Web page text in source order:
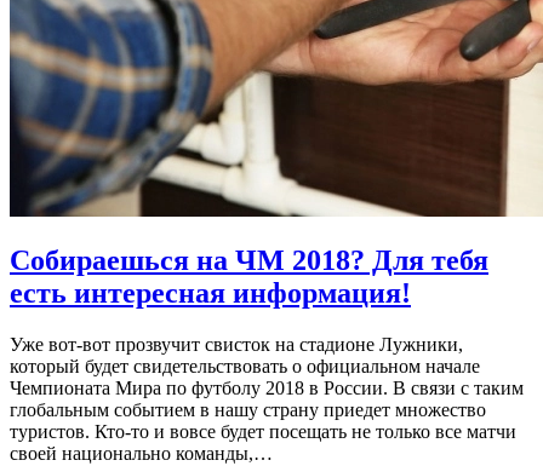
Собираешься на ЧМ 2018? Для тебя
есть интересная информация!
Уже вот-вот прозвучит свисток на стадионе Лужники,
который будет свидетельствовать о официальном начале
Чемпионата Мира по футболу 2018 в России. В связи с таким
глобальным событием в нашу страну приедет множество
туристов. Кто-то и вовсе будет посещать не только все матчи
своей национально команды,…